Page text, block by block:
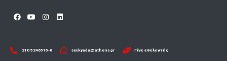
210 5246515-6​ seckyada@athens.gr Γίνε εθελοντής